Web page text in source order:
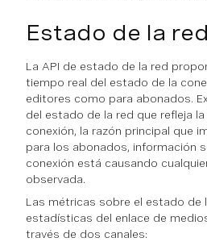
Estado de la red
La API de estado de la red
tiempo real del estado de la
editores como para abonados.
del estado de la red que refleja
conexión, la razón principal que
para los abonados, información
conexión está causando
observada.
Las métricas sobre el estado de
estadísticas del enlace de
través de dos canales: